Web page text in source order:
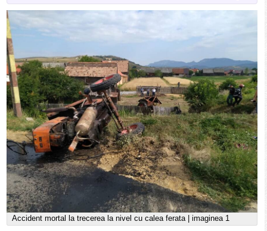
Accident mortal la trecerea la nivel cu calea ferata | imaginea 1